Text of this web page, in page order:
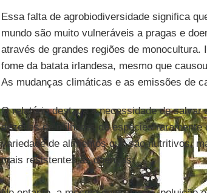
Essa falta de agrobiodiversidade significa
mundo são muito vulneráveis a pragas e
através de grandes regiões de monocultura.
fome da batata irlandesa, mesmo que
As mudanças climáticas e as emissões de
O relatório destaca a necessidade de
dezenas de milhares de espécies
variedade de alimentos que são nutritivos,
mais resistentes às doenças.